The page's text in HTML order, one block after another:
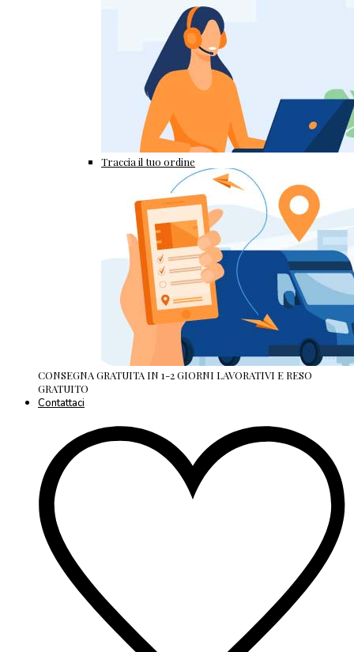
Traccia il tuo ordine
CONSEGNA GRATUITA IN 1-2 GIORNI LAVORATIVI E RESO
GRATUITO
Contattaci